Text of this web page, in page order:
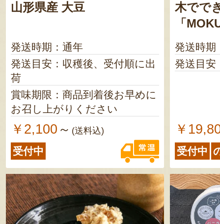
山形県産 大豆
発送時期：通年
発送目安：収穫後、受付順に出
荷
賞味期限：商品到着後お早めに
お召し上がりください
￥2,100 ～ (送料込)
受付中
木でで
「
発送時期
発送目安
￥
受付中